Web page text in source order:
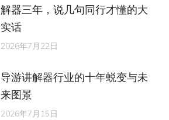
解器三年，说几句同行才懂的大
实话
2026年7月22日
导游讲解器行业的十年蜕变与未
来图景
2026年7月15日